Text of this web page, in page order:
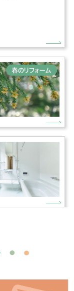
春のリフォーム